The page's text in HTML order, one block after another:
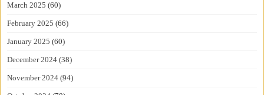
March 2025 (60)
February 2025 (66)
January 2025 (60)
December 2024 (38)
November 2024 (94)